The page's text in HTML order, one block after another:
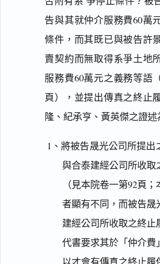
告與其就仲介服務費60萬
條件，而其既已與被告許
賣契約而無取得系爭土地
服務費60萬元之義務等語
頁），並提出傳真之終止
隆、紀承亨、黃英傑之證述
1、將被告晟光公司所提
與合泰建經公司所收
（見本院卷一第92頁
者顯有不同，而被告
建經公司所收取之終
代書要求其於「仲介